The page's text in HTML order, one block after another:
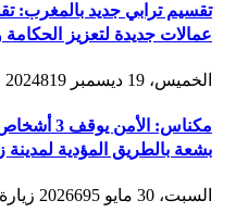
عمالات جديدة لتعزيز الحكامة
الخميس، 19 ديسمبر 2024 819
مكناس:
بشعة بالطريق المؤدية
السبت، 30 مايو 2026 695 زيارة